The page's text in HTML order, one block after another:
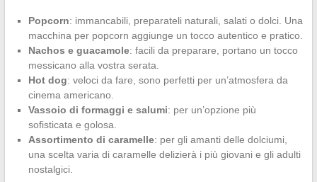
Popcorn: immancabili, preparateli naturali, salati o dolci. Una
macchina per popcorn aggiunge un tocco autentico e pratico.
Nachos e guacamole: facili da preparare, portano un tocco
messicano alla vostra serata.
Hot dog: veloci da fare, sono perfetti per un’atmosfera da
cinema americano.
Vassoio di formaggi e salumi: per un’opzione più
sofisticata e golosa.
Assortimento di caramelle: per gli amanti delle dolciumi,
una scelta varia di caramelle delizierà i più giovani e gli adulti
nostalgici.